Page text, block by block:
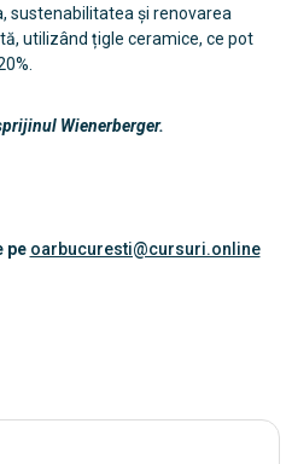
sustenabilitatea și renovarea
utilizând țigle ceramice, ce pot
Wienerberger.
pe oarbucuresti@cursuri.online